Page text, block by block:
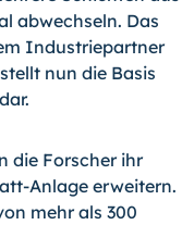
abwechseln. Das
Industriepartner
nun die Basis
die Forscher ihr
Anlage erweitern.
mehr als 300